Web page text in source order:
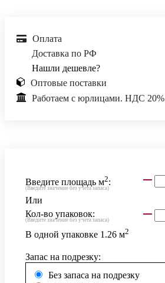
Оплата
Доставка по РФ
Нашли дешевле?
Оптовые поставки
Работаем с юрлицами. НДС 20%
Введите площадь м2:
(Введите значение без учета запаса)
Или
Кол-во упаковок:
(Введите значение без учета запаса)
В одной упаковке 1.26 м2
Запас на подрезку:
Без запаса на подрезку